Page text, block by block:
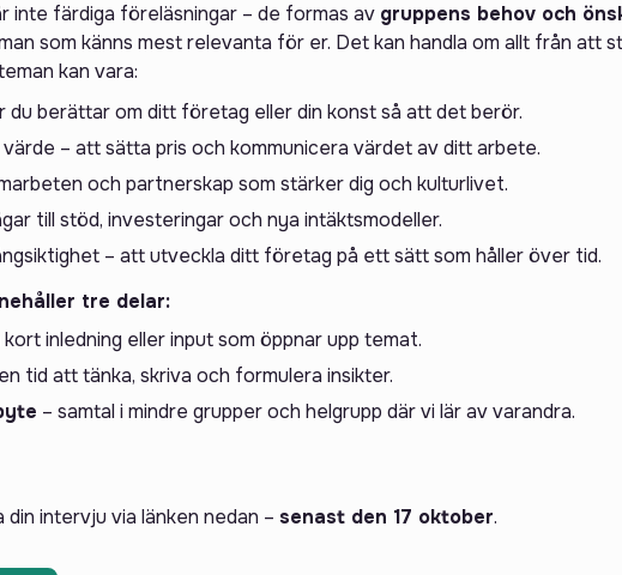
inte färdiga föreläsningar – de formas av gruppens behov och
som känns mest relevanta för er. Det kan handla om allt från att
kan vara:
du berättar om ditt företag eller din konst så att det berör.
– att sätta pris och kommunicera värdet av ditt arbete.
och partnerskap som stärker dig och kulturlivet.
till stöd, investeringar och nya intäktsmodeller.
– att utveckla ditt företag på ett sätt som håller över tid.
tre delar:
kort inledning eller input som öppnar upp temat.
tid att tänka, skriva och formulera insikter.
– samtal i mindre grupper och helgrupp där vi lär av varandra.
din intervju via länken nedan – senast den 17 oktober.